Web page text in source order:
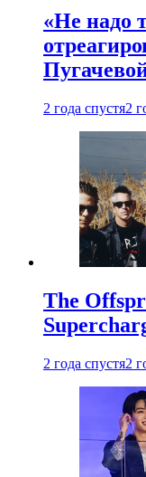
«Не надо
2 года спустя2
The
2 года спустя2